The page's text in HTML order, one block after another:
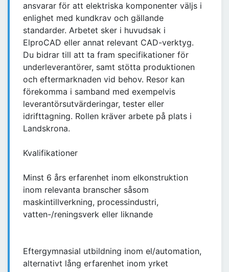
ansvarar för att elektriska komponenter väljs i
enlighet med kundkrav och gällande
standarder. Arbetet sker i huvudsak i
ElproCAD eller annat relevant CAD-verktyg.
Du bidrar till att ta fram specifikationer för
underleverantörer, samt stötta produktionen
och eftermarknaden vid behov. Resor kan
förekomma i samband med exempelvis
leverantörsutvärderingar, tester eller
idrifttagning. Rollen kräver arbete på plats i
Landskrona.
Kvalifikationer
Minst 6 års erfarenhet inom elkonstruktion
inom relevanta branscher såsom
maskintillverkning, processindustri,
vatten-/reningsverk eller liknande
Eftergymnasial utbildning inom el/automation,
alternativt lång erfarenhet inom yrket